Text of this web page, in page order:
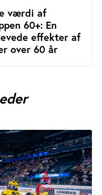
værdi af
60+: En
effekter af
over 60 år